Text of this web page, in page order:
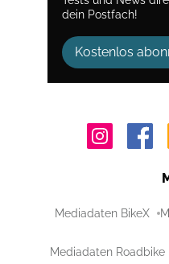
dein Postfach!
Kostenlos
Mediadaten BikeX
Mediadaten Roadbike